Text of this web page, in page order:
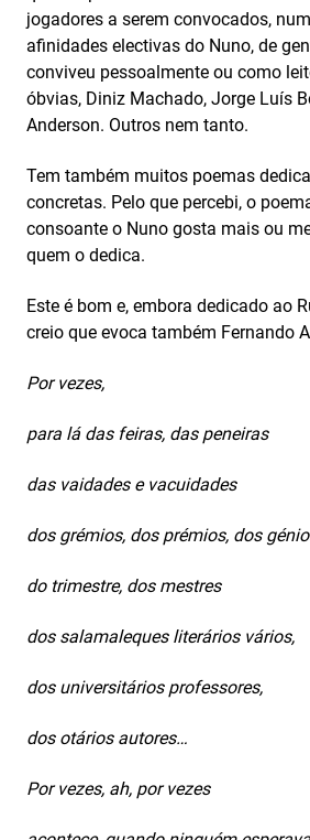
jogadores a serem convocados,
afinidades electivas do Nuno, de
conviveu pessoalmente ou como
óbvias, Diniz Machado, Jorge Luís
Anderson. Outros nem tanto.
Tem também muitos poemas
concretas. Pelo que percebi, o
consoante o Nuno gosta mais ou
quem o dedica.
Este é bom e, embora dedicado ao
creio que evoca também Fernando
Por vezes,
para lá das feiras, das peneiras
das vaidades e vacuidades
dos grémios, dos prémios, dos
do trimestre, dos mestres
dos salamaleques literários vários,
dos universitários professores,
dos otários autores…
Por vezes, ah, por vezes